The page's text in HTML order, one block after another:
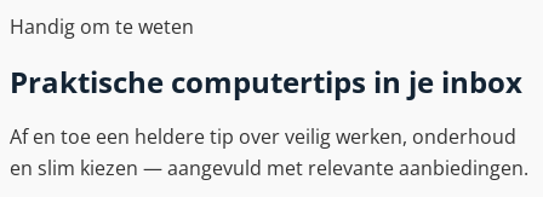
Handig om te weten
Praktische computertips in je inbox
Af en toe een heldere tip over veilig werken, onderhoud
en slim kiezen — aangevuld met relevante aanbiedingen.